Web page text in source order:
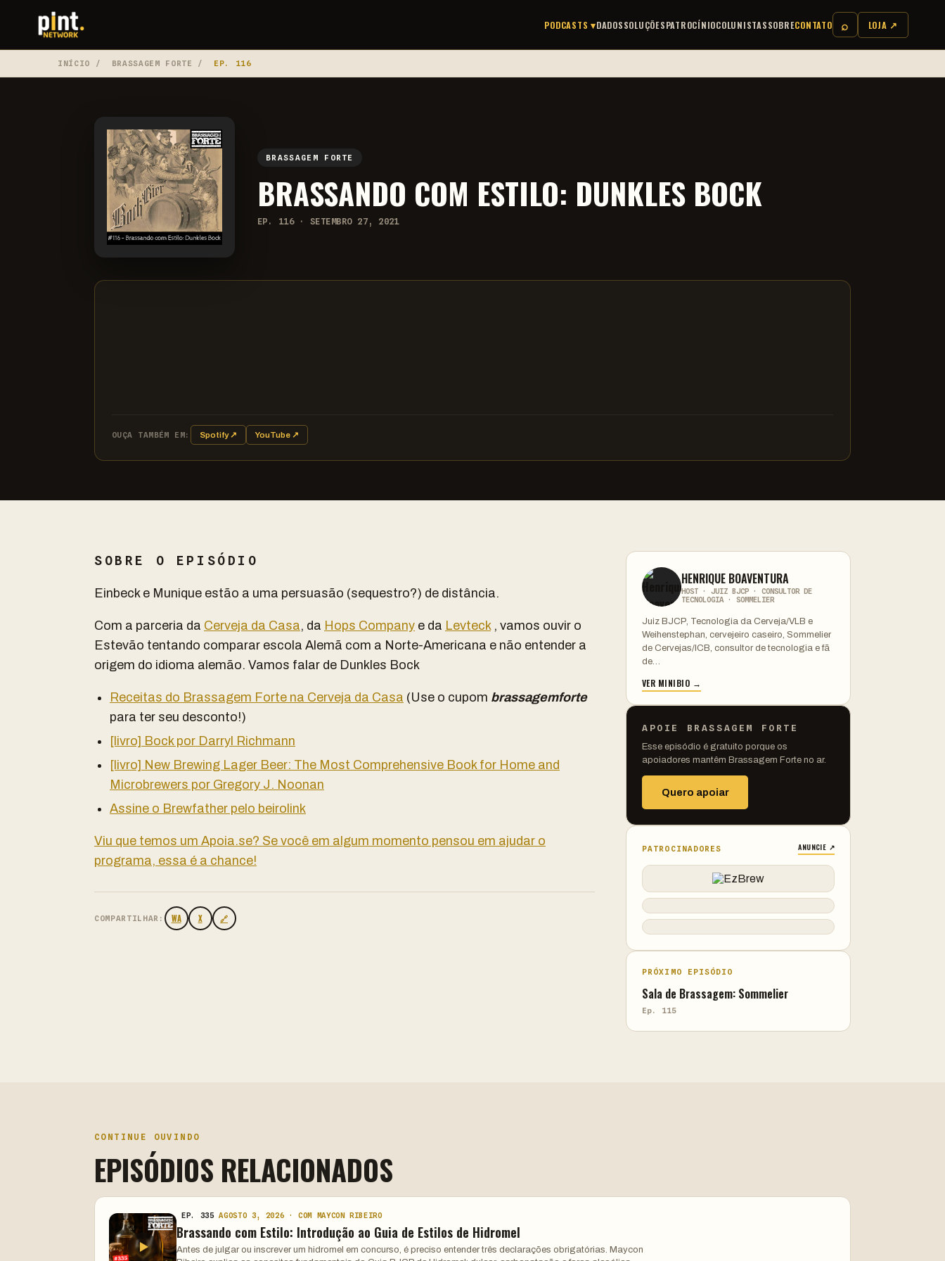
PODCASTS ▾DADOSSOLUÇÕESPATROCÍNIOCOLUNISTASSOBRECONTATO ⌕ LOJA ↗
INÍCIO / BRASSAGEM FORTE / EP. 116
BRASSAGEM FORTE
BRASSANDO COM ESTILO: DUNKLES BOCK
EP. 116 · SETEMBRO 27, 2021
OUÇA TAMBÉM EM: Spotify ↗ YouTube ↗
SOBRE O EPISÓDIO
Einbeck e Munique estão a uma persuasão (sequestro?) de distância.
Com a parceria da Cerveja da Casa, da Hops Company e da Levteck, vamos ouvir o
Estevão tentando comparar escola Alemã com a Norte-Americana e não entender a
origem do idioma alemão. Vamos falar de Dunkles Bock
Receitas do Brassagem Forte na Cerveja da Casa (Use o cupom brassagemforte
para ter seu desconto!)
[livro] Bock por Darryl Richmann
[livro] New Brewing Lager Beer: The Most Comprehensive Book for Home and
Microbrewers por Gregory J. Noonan
Assine o Brewfather pelo beirolink
Viu que temos um Apoia.se? Se você em algum momento pensou em ajudar o
programa, essa é a chance!
COMPARTILHAR: WA X 🔗
HENRIQUE BOAVENTURA
HOST · JUIZ BJCP · CONSULTOR DE
TECNOLOGIA · SOMMELIER
Juiz BJCP, Tecnologia da Cerveja/VLB e
Weihenstephan, cervejeiro caseiro, Sommelier
de Cervejas/ICB, consultor de tecnologia e fã
de…
VER MINIBIO →
APOIE BRASSAGEM FORTE
Esse episódio é gratuito porque os
apoiadores mantêm Brassagem Forte no ar.
Quero apoiar
PATROCINADORES ANUNCIE ↗
PRÓXIMO EPISÓDIO
Sala de Brassagem: Sommelier
Ep. 115
CONTINUE OUVINDO
EPISÓDIOS RELACIONADOS
EP. 335 AGOSTO 3, 2026 · COM MAYCON RIBEIRO
Brassando com Estilo: Introdução ao Guia de Estilos de Hidromel
Antes de julgar ou inscrever um hidromel em concurso, é preciso entender três declarações obrigatórias. Maycon